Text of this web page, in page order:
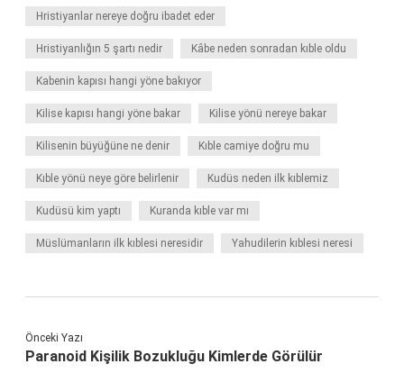
Hristiyanlar nereye doğru ibadet eder
Hristiyanlığın 5 şartı nedir Kâbe neden sonradan kıble oldu
Kabenin kapısı hangi yöne bakıyor
Kilise kapısı hangi yöne bakar Kilise yönü nereye bakar
Kilisenin büyüğüne ne denir Kıble camiye doğru mu
Kıble yönü neye göre belirlenir Kudüs neden ilk kıblemiz
Kudüsü kim yaptı Kuranda kıble var mı
Müslümanların ilk kıblesi neresidir Yahudilerin kıblesi neresi
Önceki Yazı
Paranoid Kişilik Bozukluğu Kimlerde Görülür